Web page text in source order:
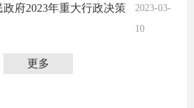
府2023年重大行政决策
2023-03-
10
更多